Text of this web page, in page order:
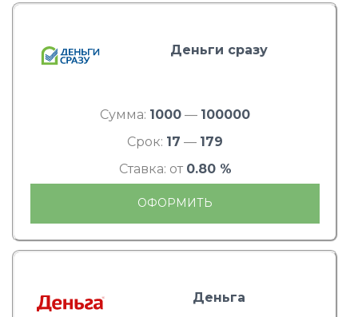
Деньги сразу
Сумма: 1000 — 100000
Срок: 17 — 179
Ставка: от 0.80 %
ОФОРМИТЬ
Деньга